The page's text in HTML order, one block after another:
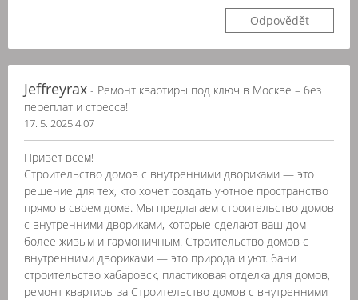
Odpovědět
Jeffreyrax - Ремонт квартиры под ключ в Москве – без
переплат и стресса!
17. 5. 2025 4:07
Привет всем!
Строительство домов с внутренними двориками — это
решение для тех, кто хочет создать уютное пространство
прямо в своем доме. Мы предлагаем строительство домов
с внутренними двориками, которые сделают ваш дом
более живым и гармоничным. Строительство домов с
внутренними двориками — это природа и уют. бани
строительство хабаровск, пластиковая отделка для домов,
ремонт квартиры за Строительство домов с внутренними